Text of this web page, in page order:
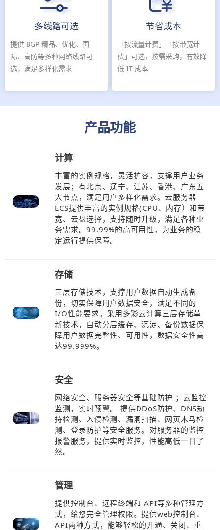
多线路可选
提供 BGP 精品、优化、国
际、高防等多种网络线路可
选，满足多样化需求
节省成本
「按流量计费」「按带宽计
费」可选，按需采购，有效降
低 IT 成本
产品功能
计算
丰富的实例规格，灵活扩容，支撑用户业务
发展；有北京、辽宁、江苏、香港、广东五
大节点，满足用户多样化需求。云服务器
ECS提供丰富的实例规格(CPU、内存）和带
宽、云盘选择，支持随时升级，满足各种业
务需求。99.99%的高可用性，为业务的稳
定运行提供保障。
存储
三层存储技术，支撑用户数据自动生成备
份，切实保障用户数据安全，满足不同的
I/O性能要求。采用多彩云计算三层存储革
新技术，自动分层缓存、沉淀、备份数据保
障用户数据完整性、可用性，数据安全性高
达99.999%。
安全
网络安全、服务器安全等基础防护 ；云监控
监测，实时预警。 提供DDoS防护、DNS劫
持检测、入侵检测、漏洞扫描、网页木马检
测、登录防护等安全服务。对服务器的监控
报警服务，提供实时监控，性能高低一目了
然。
管理
提供控制台、远程终端和 API等多种管理方
式，给您完全管理权限。提供web控制台、
API两种方式，能够轻松的开通、关闭、重